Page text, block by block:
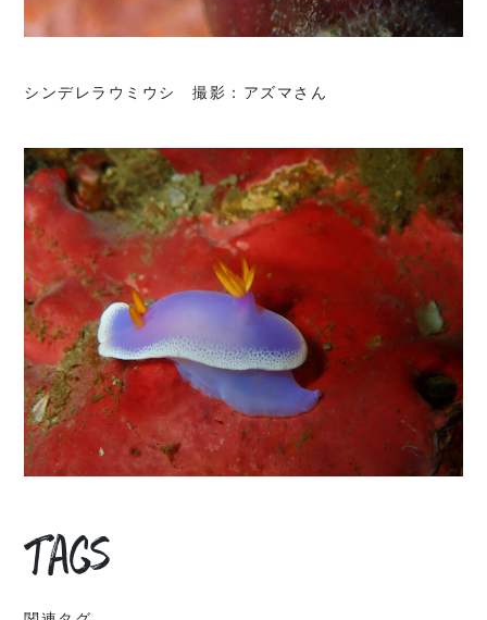
シンデレラウミウシ 撮影：アズマさん
Tags